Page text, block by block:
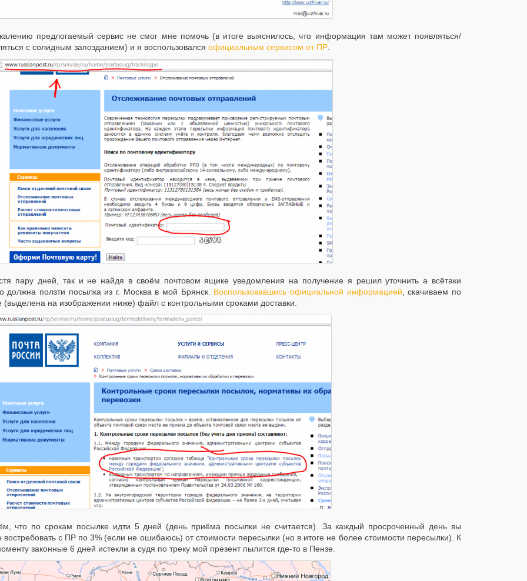
предлогаемый сервис не смог мне помочь (в итоге выяснилось, что информация там может появляться/
с солидным запозданием) и я воспользовался официальным сервисом от ПР.
пару дней, так и не найдя в своём почтовом ящике уведомления на получение я решил уточнить а всётаки
должна ползти посылка из г. Москва в мой Брянск. Воспользовавшись официальной информацией , скачиваем по
(выделена на изображении ниже) файл с контрольными сроками доставки.
что по срокам посылке идти 5 дней (день приёма посылки не считается). За каждый просроченный день вы
востребовать с ПР по 3% (если не ошибаюсь) от стоимости пересылки (но в итоге не более стоимости пересылки). К
законные 6 дней истекли а судя по треку мой презент пылится где-то в Пензе.